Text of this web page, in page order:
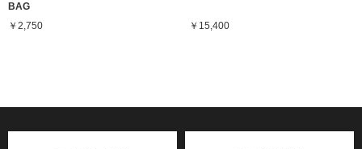
BAG
￥2,750
￥15,400